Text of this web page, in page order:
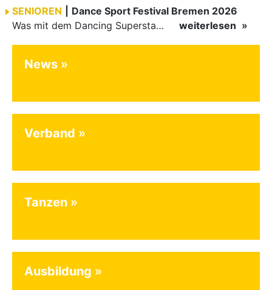
SENIOREN
Dance Sport Festival Bremen 2026
Was mit dem Dancing Superstar Festival begann, ist inzwischen mit dem Dance Sport Festival Bremen zu einer festen Institution geworden. Zum fünften Mal treffen sich Paare, Funktionäre und Gäste zu diesem…
weiterlesen
News
Verband
Tanzen
Ausbildung